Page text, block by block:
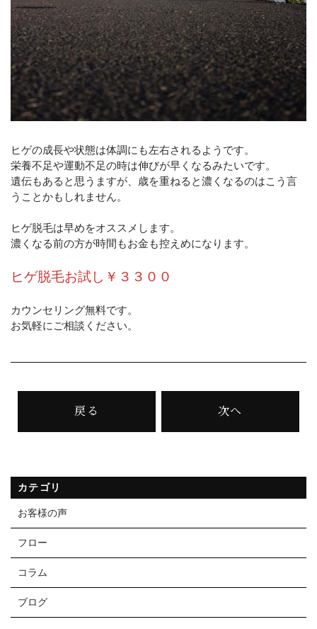
ヒゲの成長や状態は体調にも左右されるようです。
栄養不足や運動不足の時は伸びが早くなるみたいです。
遺伝もあると思うますが、歳を重ねると濃くなるのはこう言
うことかもしれません。
ヒゲ脱毛は早めをオススメします。
濃くなる前の方が時間もお金も控えめになります。
ヒゲ脱毛お試し￥３３００
カウンセリング無料です。
お気軽にご相談ください。
戻る 次へ
カテゴリ
お客様の声
フロー
コラム
ブログ